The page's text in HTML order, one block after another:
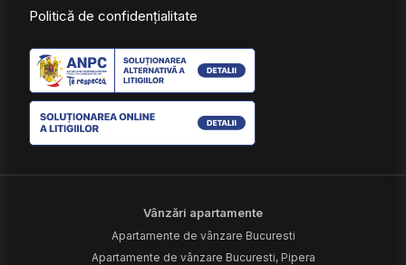
Politică de confidențialitate
Vânzări apartamente
Apartamente de vânzare Bucuresti
Apartamente de vânzare Bucuresti, Pipera